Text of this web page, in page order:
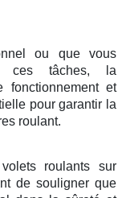
ou que vous
ces tâches, la
fonctionnement et
pour garantir la
roulant.
roulants sur
de souligner que